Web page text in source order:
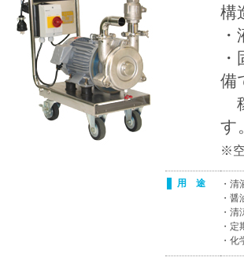
構
備
す。
※
用 途
・
・
・
・
・